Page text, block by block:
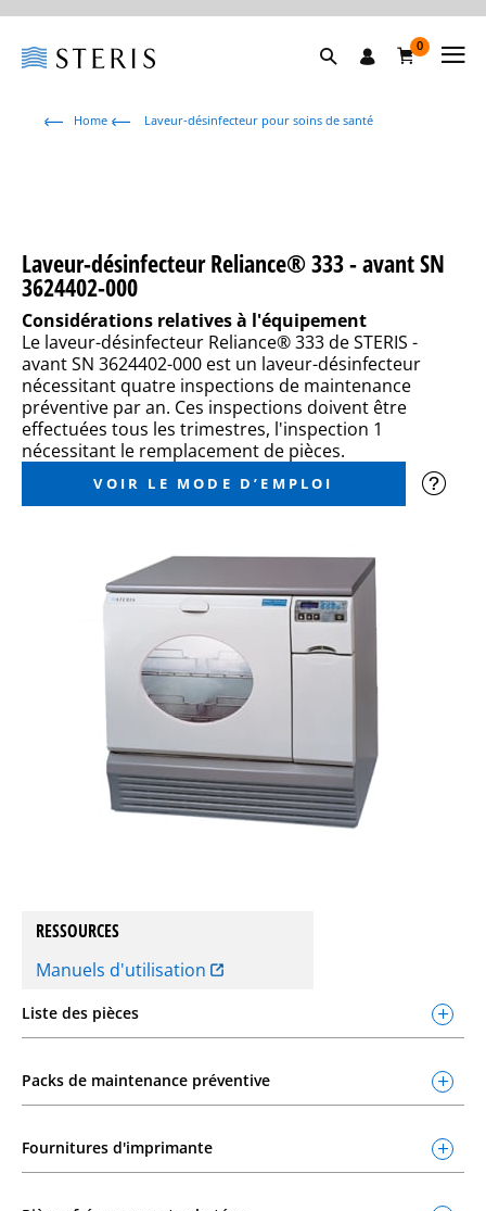
0
Home Laveur-désinfecteur pour soins de santé
Laveur-désinfecteur Reliance® 333 - avant SN
3624402-000
Considérations relatives à l'équipement
Le laveur-désinfecteur Reliance®333 de STERIS -
avant SN 3624402-000 est un laveur-désinfecteur
nécessitant quatre inspections de maintenance
préventive par an. Ces inspections doivent être
effectuées tous les trimestres, l'inspection 1
nécessitant le remplacement de pièces.
VOIR LE MODE D’EMPLOI
RESSOURCES
Manuels d'utilisation
Liste des pièces
Packs de maintenance préventive
Fournitures d'imprimante